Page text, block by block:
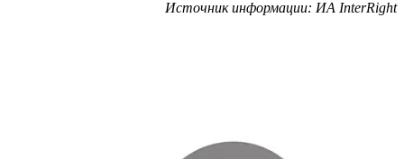
Источник информации: ИА InterRight